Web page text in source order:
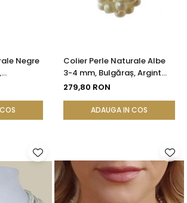
Negre
925 |
Colier Perle Naturale Albe
3-4 mm, Bulgăraș, Argint
925, Calitate AAA |
279,80 RON
ADAUGA IN COS